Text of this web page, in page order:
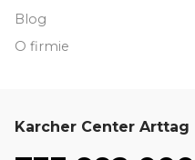
Blog
O firmie
Karcher Center Arttag